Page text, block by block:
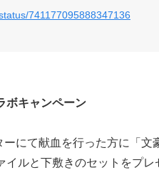
741177095888347136
ボキャンペーン
にて献血を行った方に「文
ルと下敷きのセットをプレ